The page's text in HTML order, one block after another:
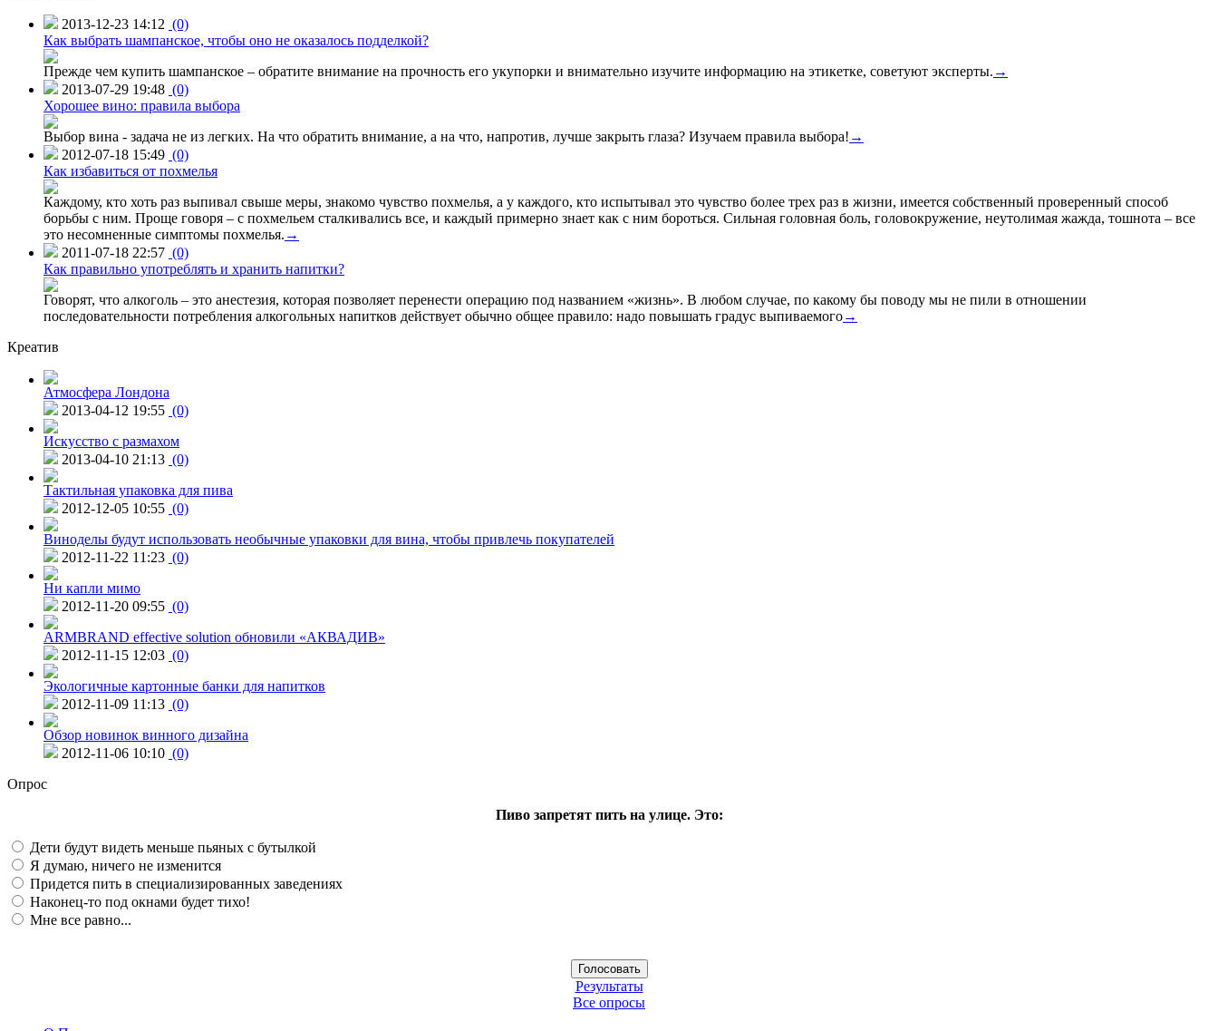
2013-12-23 14:12 (0)
Как выбрать шампанское, чтобы оно не оказалось подделкой?
Прежде чем купить шампанское – обратите внимание на прочность его укупорки и внимательно изучите информацию на этикетке, советуют эксперты. →
2013-07-29 19:48 (0)
Хорошее вино: правила выбора
Выбор вина - задача не из легких. На что обратить внимание, а на что, напротив, лучше закрыть глаза? Изучаем правила выбора! →
2012-07-18 15:49 (0)
Как избавиться от похмелья
Каждому, кто хоть раз выпивал свыше меры, знакомо чувство похмелья, а у каждого, кто испытывал это чувство более трех раз в жизни, имеется собственный проверенный способ
борьбы с ним. Проще говоря – с похмельем сталкивались все, и каждый примерно знает как с ним бороться. Сильная головная боль, головокружение, неутолимая жажда, тошнота – все
это несомненные симптомы похмелья. →
2011-07-18 22:57 (0)
Как правильно употреблять и хранить напитки?
Говорят, что алкоголь – это анестезия, которая позволяет перенести операцию под названием «жизнь». В любом случае, по какому бы поводу мы не пили в отношении
последовательности потребления алкогольных напитков действует обычно общее правило: надо повышать градус выпиваемого→
Креатив
Атмосфера Лондона
2013-04-12 19:55 (0)
Искусство с размахом
2013-04-10 21:13 (0)
Тактильная упаковка для пива
2012-12-05 10:55 (0)
Виноделы будут использовать необычные упаковки для вина, чтобы привлечь покупателей
2012-11-22 11:23 (0)
Ни капли мимо
2012-11-20 09:55 (0)
ARMBRAND effective solution обновили «АКВАДИВ»
2012-11-15 12:03 (0)
Экологичные картонные банки для напитков
2012-11-09 11:13 (0)
Обзор новинок винного дизайна
2012-11-06 10:10 (0)
Опрос
Пиво запретят пить на улице. Это:
Дети будут видеть меньше пьяных с бутылкой
Я думаю, ничего не изменится
Придется пить в специализированных заведениях
Наконец-то под окнами будет тихо!
Мне все равно...
Результаты
Все опросы